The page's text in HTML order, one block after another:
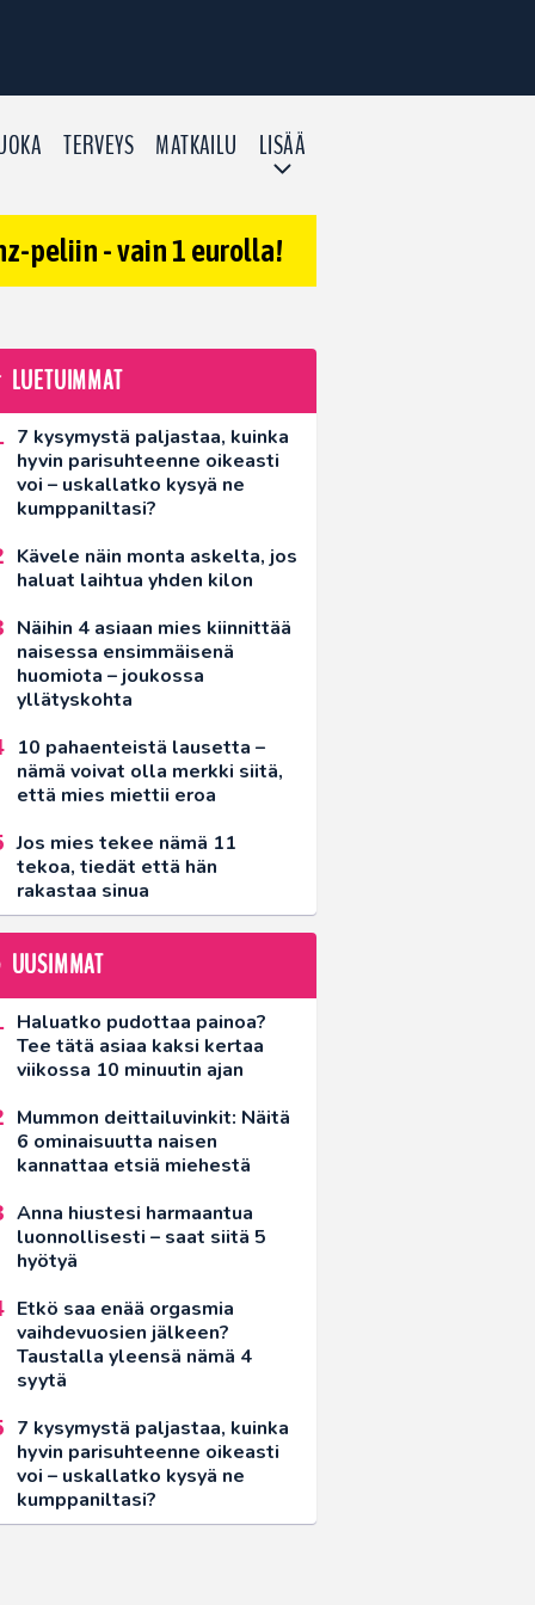
TERVEYS MATKAILU LISÄÄ
peliin - vain 1 eurolla!
LUETUIMMAT
7 kysymystä paljastaa, kuinka
hyvin parisuhteenne oikeasti
voi – uskallatko kysyä ne
kumppaniltasi?
Kävele näin monta askelta, jos
haluat laihtua yhden kilon
Näihin 4 asiaan mies kiinnittää
naisessa ensimmäisenä
huomiota – joukossa
yllätyskohta
10 pahaenteistä lausetta –
nämä voivat olla merkki siitä,
että mies miettii eroa
Jos mies tekee nämä 11
tekoa, tiedät että hän
rakastaa sinua
UUSIMMAT
Haluatko pudottaa painoa?
Tee tätä asiaa kaksi kertaa
viikossa 10 minuutin ajan
Mummon deittailuvinkit: Näitä
6 ominaisuutta naisen
kannattaa etsiä miehestä
Anna hiustesi harmaantua
luonnollisesti – saat siitä 5
hyötyä
Etkö saa enää orgasmia
vaihdevuosien jälkeen?
Taustalla yleensä nämä 4
syytä
7 kysymystä paljastaa, kuinka
hyvin parisuhteenne oikeasti
voi – uskallatko kysyä ne
kumppaniltasi?